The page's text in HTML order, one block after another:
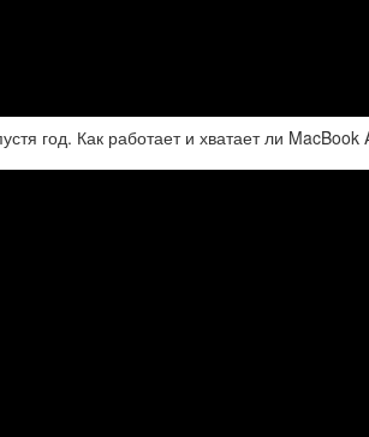
год. Как работает и хватает ли MacBook